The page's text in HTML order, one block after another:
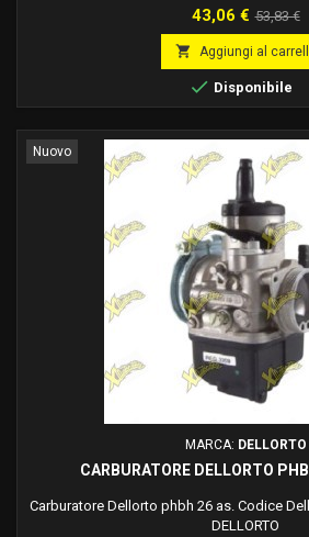
motore.
Prezzo
43,06 € Prezzo
base
53,83 €
 Aggiungi al
 Disponibile
Nuovo
MARCA: DELLORTO
CARBURATORE DELLORTO
Carburatore Dellorto phbh 26 as. Codice
DELLORTO